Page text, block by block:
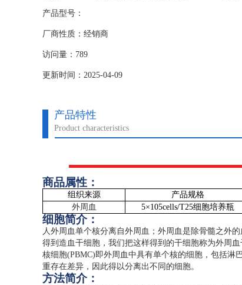
产品型号：
厂商性质：经销商
访问量：789
更新时间：2025-04-09
产品特性
Product characteristics
商品属性：
组织来源 产品规格
外周血
5×105cells/T25细胞培养瓶
细胞简介：
人外周血单个核分离自外周血；外周血是除骨髓之外
得到造血干细胞，我们把这样得到的干细胞称为外周
核细胞(PBMC)即外周血中具有单个核的细胞，包括淋
重存在差异，因此得以分离出不同的细胞。
方法简介：